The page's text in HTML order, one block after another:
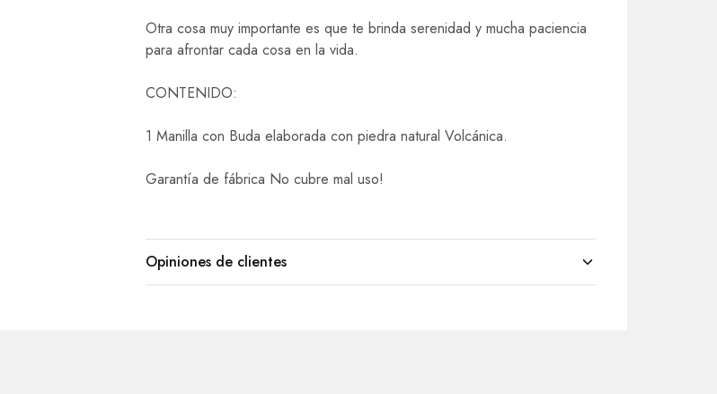
Otra cosa muy importante es que te brinda serenidad y mucha paciencia
para afrontar cada cosa en la vida.
CONTENIDO:
1 Manilla con Buda elaborada con piedra natural Volcánica.
Garantía de fábrica No cubre mal uso!
Opiniones de clientes